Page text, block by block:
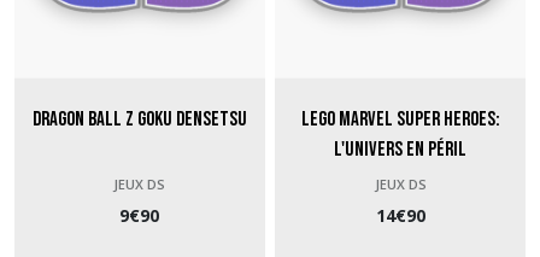
Dragon Ball Z Goku Densetsu
JEUX DS
9€90
Lego Marvel Super Heroes:
l'univers en péril
JEUX DS
14€90